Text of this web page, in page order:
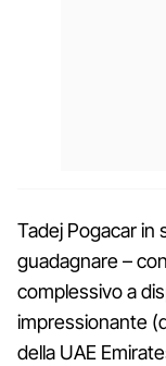
Tadej Pogacar in
guadagnare –
complessivo a
impressionante
della UAE